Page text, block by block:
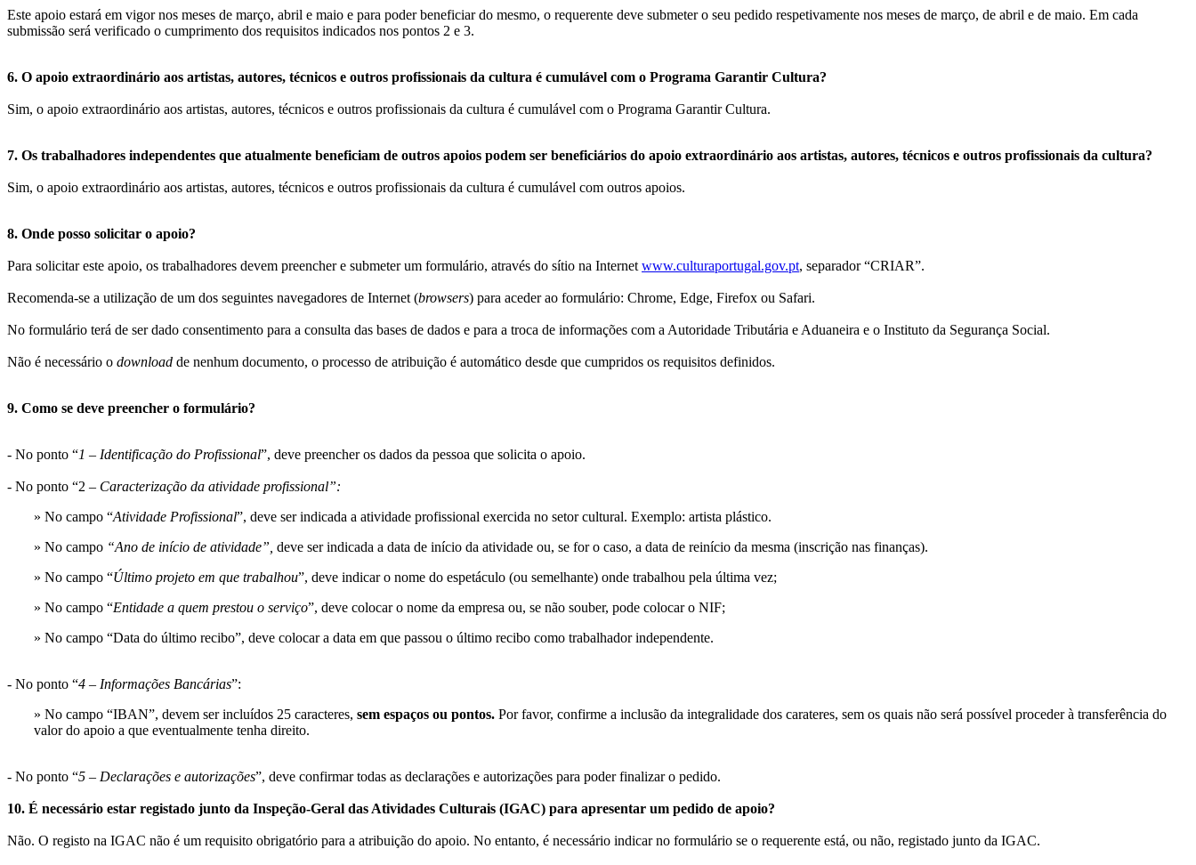
Este apoio estará em vigor nos meses de março, abril e maio e para poder beneficiar do mesmo, o requerente deve submeter o seu pedido respetivamente nos meses de março, de abril e de maio. Em cada
submissão será verificado o cumprimento dos requisitos indicados nos pontos 2 e 3.
6. O apoio extraordinário aos artistas, autores, técnicos e outros profissionais da cultura é cumulável com o Programa Garantir Cultura?
Sim, o apoio extraordinário aos artistas, autores, técnicos e outros profissionais da cultura é cumulável com o Programa Garantir Cultura.
7. Os trabalhadores independentes que atualmente beneficiam de outros apoios podem ser beneficiários do apoio extraordinário aos artistas, autores, técnicos e outros profissionais da cultura?
Sim, o apoio extraordinário aos artistas, autores, técnicos e outros profissionais da cultura é cumulável com outros apoios.
8. Onde posso solicitar o apoio?
Para solicitar este apoio, os trabalhadores devem preencher e submeter um formulário, através do sítio na Internet www.culturaportugal.gov.pt, separador “CRIAR”.
Recomenda-se a utilização de um dos seguintes navegadores de Internet (browsers) para aceder ao formulário: Chrome, Edge, Firefox ou Safari.
No formulário terá de ser dado consentimento para a consulta das bases de dados e para a troca de informações com a Autoridade Tributária e Aduaneira e o Instituto da Segurança Social.
Não é necessário o download de nenhum documento, o processo de atribuição é automático desde que cumpridos os requisitos definidos.
9. Como se deve preencher o formulário?
- No ponto “1 – Identificação do Profissional”, deve preencher os dados da pessoa que solicita o apoio.
- No ponto “2 – Caracterização da atividade profissional”:
» No campo “Atividade Profissional”, deve ser indicada a atividade profissional exercida no setor cultural. Exemplo: artista plástico.
» No campo “Ano de início de atividade”, deve ser indicada a data de início da atividade ou, se for o caso, a data de reinício da mesma (inscrição nas finanças).
» No campo “Último projeto em que trabalhou”, deve indicar o nome do espetáculo (ou semelhante) onde trabalhou pela última vez;
» No campo “Entidade a quem prestou o serviço”, deve colocar o nome da empresa ou, se não souber, pode colocar o NIF;
» No campo “Data do último recibo”, deve colocar a data em que passou o último recibo como trabalhador independente.
- No ponto “4 – Informações Bancárias”:
» No campo “IBAN”, devem ser incluídos 25 caracteres, sem espaços ou pontos. Por favor, confirme a inclusão da integralidade dos carateres, sem os quais não será possível proceder à transferência do
valor do apoio a que eventualmente tenha direito.
- No ponto “5 – Declarações e autorizações”, deve confirmar todas as declarações e autorizações para poder finalizar o pedido.
10. É necessário estar registado junto da Inspeção-Geral das Atividades Culturais (IGAC) para apresentar um pedido de apoio?
Não. O registo na IGAC não é um requisito obrigatório para a atribuição do apoio. No entanto, é necessário indicar no formulário se o requerente está, ou não, registado junto da IGAC.